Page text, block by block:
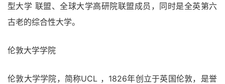
型大学 联盟、全球大学高研院联盟成员，同时是全英第六
古老的综合性大学。
伦敦大学学院
伦敦大学学院，简称UCL ，1826年创立于英国伦敦，是誉